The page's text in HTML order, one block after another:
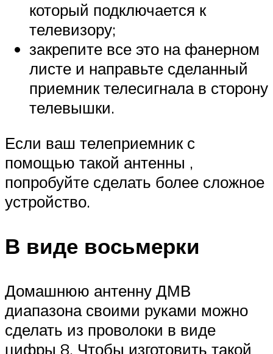
который подключается к
телевизору;
закрепите все это на фанерном
листе и направьте сделанный
приемник телесигнала в сторону
телевышки.
Если ваш телеприемник с
помощью такой антенны ,
попробуйте сделать более сложное
устройство.
В виде восьмерки
Домашнюю антенну ДМВ
диапазона своими руками можно
сделать из проволоки в виде
цифры 8. Чтобы изготовить такой